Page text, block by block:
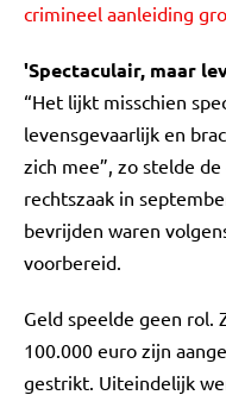
crimineel aanleiding
'Spectaculair, maar
“Het lijkt misschien
levensgevaarlijk en
zich mee”, zo stelde
rechtszaak in
bevrijden waren
voorbereid.
Geld speelde geen rol.
100.000 euro zijn
gestrikt. Uiteindelijk